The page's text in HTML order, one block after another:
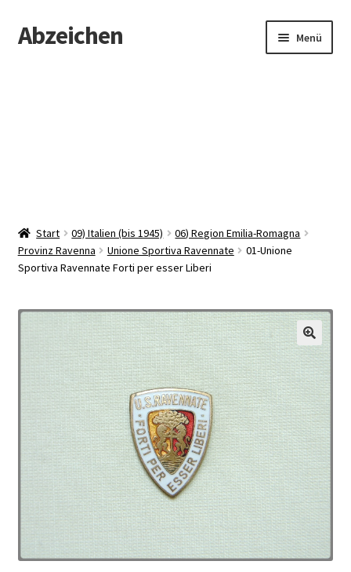
Zur
Navigation
Zum
Inhalt
Abzeichen Menü
Start 09) Italien (bis 1945)
06) Region Emilia-Romagna
Provinz Ravenna
Unione Sportiva Ravennate
01-Unione
Sportiva Ravennate Forti per esser Liberi